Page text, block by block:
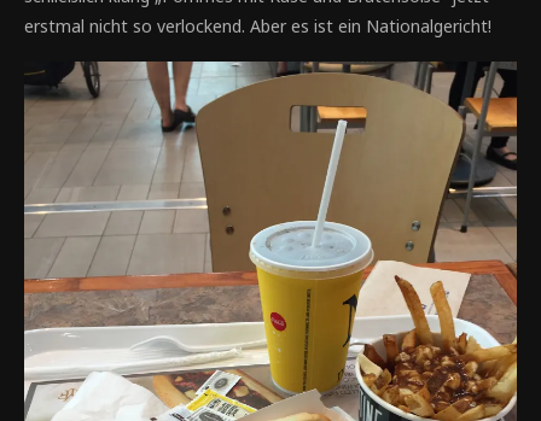
erstmal nicht so verlockend. Aber es ist ein Nationalgericht!